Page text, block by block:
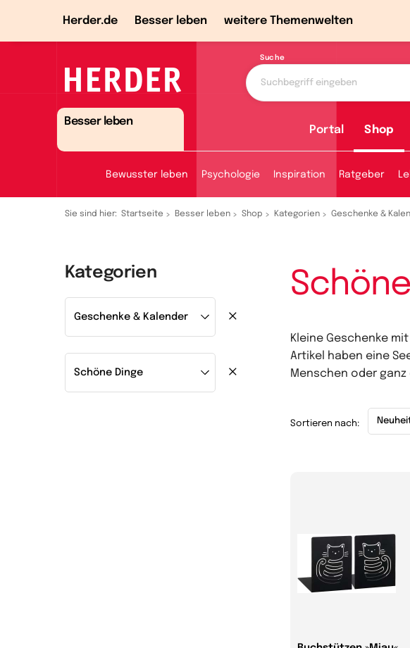
Herder.de Besser leben weitere Themenwelten
Suche
Besser leben
Portal Shop
Bewusster leben Psychologie Inspiration Ratgeber
Sie sind hier: Startseite Besser leben Shop Kategorien Geschenke &
Kleine Geschenke
Artikel haben eine
Menschen oder
Sortieren nach:
Kategorien